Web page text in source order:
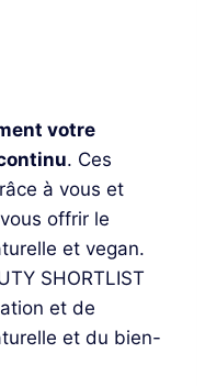
votre
. Ces
à vous et
offrir le
et vegan.
SHORTLIST
et de
et du bien-